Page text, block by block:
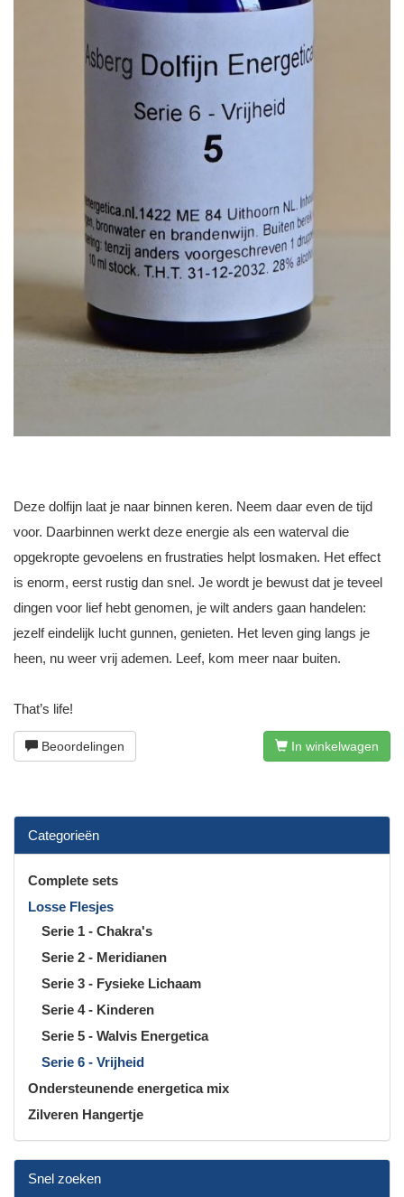
Deze dolfijn laat je naar binnen keren. Neem daar even de tijd
voor. Daarbinnen werkt deze energie als een waterval die
opgekropte gevoelens en frustraties helpt losmaken. Het effect
is enorm, eerst rustig dan snel. Je wordt je bewust dat je teveel
dingen voor lief hebt genomen, je wilt anders gaan handelen:
jezelf eindelijk lucht gunnen, genieten. Het leven ging langs je
heen, nu weer vrij ademen. Leef, kom meer naar buiten.
That’s life!
Beoordelingen In winkelwagen
Categorieën
Complete sets
Losse Flesjes
Serie 1 - Chakra's
Serie 2 - Meridianen
Serie 3 - Fysieke Lichaam
Serie 4 - Kinderen
Serie 5 - Walvis Energetica
Serie 6 - Vrijheid
Ondersteunende energetica mix
Zilveren Hangertje
Snel zoeken